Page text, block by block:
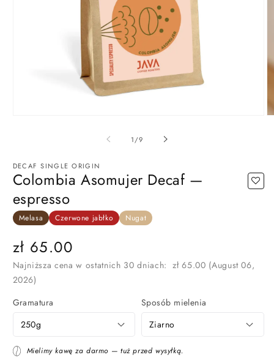
modalnym
1/z9
DECAF SINGLE ORIGIN
Colombia Asomujer Decaf —
espresso
Melasa Czerwone jabłko Nugat
Cena
regularna
zł 65.00
Najniższa cena w ostatnich 30 dniach: zł 65.00 (August 06,
2026)
Gramatura
Sposób mielenia
Mielimy kawę za darmo — tuż przed wysyłką.